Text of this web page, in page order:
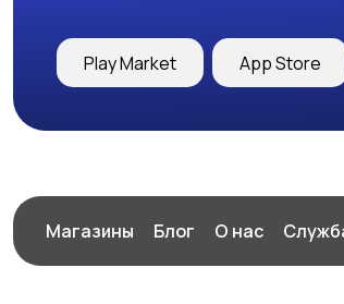
Play Market App Store
Магазины Блог О нас